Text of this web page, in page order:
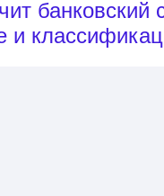
банковский
и